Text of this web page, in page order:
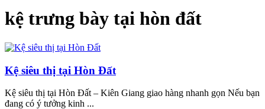
kệ trưng bày tại hòn đất
Kệ siêu thị tại Hòn Đất
Kệ siêu thị tại Hòn Đất – Kiên Giang giao hàng nhanh gọn Nếu bạn
đang có ý tưởng kinh ...